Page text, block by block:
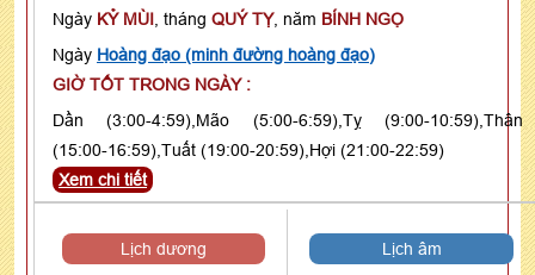
Ngày KỶ MÙI , tháng QUÝ TỴ, năm BÍNH NGỌ
Ngày Hoàng đạo (minh đường hoàng đạo)
GIỜ TỐT TRONG NGÀY :
Dần (3:00-4:59),Mão (5:00-6:59),Tỵ (9:00-10:59),Thân
(15:00-16:59),Tuất (19:00-20:59),Hợi (21:00-22:59)
Xem chi tiết
Lịch dương Lịch âm